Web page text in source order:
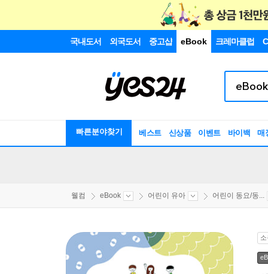
국내도서 외국도서 중고샵 eBook 크레마클럽
빠른분야찾기 베스트 신상품 이벤트 바이백 매
웰컴 eBook 어린이 유아 어린이 동요/동...